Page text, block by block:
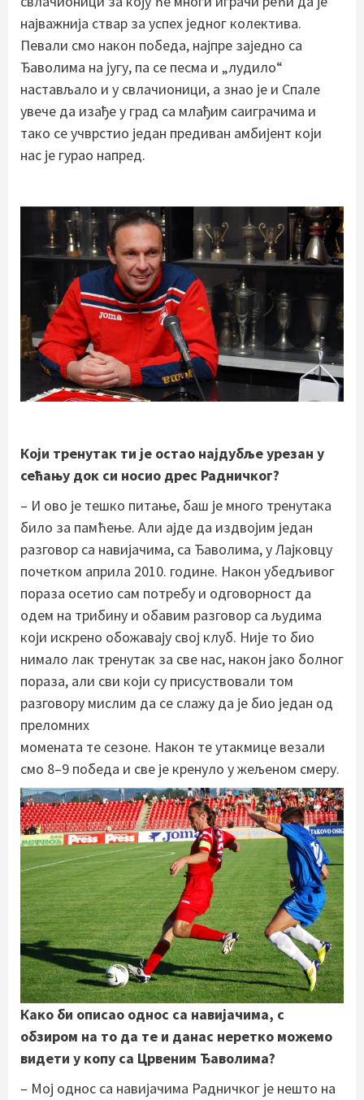
најважнија ствар за успех једног колектива.
Певали смо након победа, најпре заједно са
Ђаволима на југу, па се песма и „лудило“
настављало и у свлачионици, а знао је и Спале
увече да изађе у град са млађим саиграчима и
тако се учврстио један предиван амбијент који
нас је гурао напред.
Који тренутак ти је остао најдубље урезан у
сећању док си носио дрес Радничког?
– И ово је тешко питање, баш је много тренутака
било за памћење. Али ајде да издвојим један
разговор са навијачима, са Ђаволима, у Лајковцу
почетком априла 2010. године. Након убедљивог
пораза осетио сам потребу и одговорност да
одем на трибину и обавим разговор са људима
који искрено обожавају свој клуб. Није то био
нимало лак тренутак за све нас, након јако болног
пораза, али сви који су присуствовали том
разговору мислим да се слажу да је био један од
преломних
момената те сезоне. Након те утакмице везали
смо 8–9 победа и све је кренуло у жељеном смеру.
Како би описао однос са навијачима, с
обзиром на то да те и данас неретко можемо
видети у копу са Црвеним Ђаволима?
– Мој однос са навијачима Радничког је нешто на